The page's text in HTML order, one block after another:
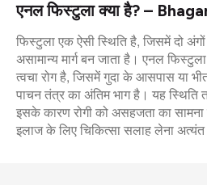
एनल फिस्टुला क्या है? –
फिस्टुला एक ऐसी स्थिति है, जिसमें दो
असामान्य मार्ग बन जाता है। एनल
त्वचा रोग है, जिसमें गुदा के आसपास या
पाचन तंत्र का अंतिम भाग है। यह
इसके कारण रोगी को असहजता का
इलाज के लिए चिकित्सा सलाह लेना अत्यंत